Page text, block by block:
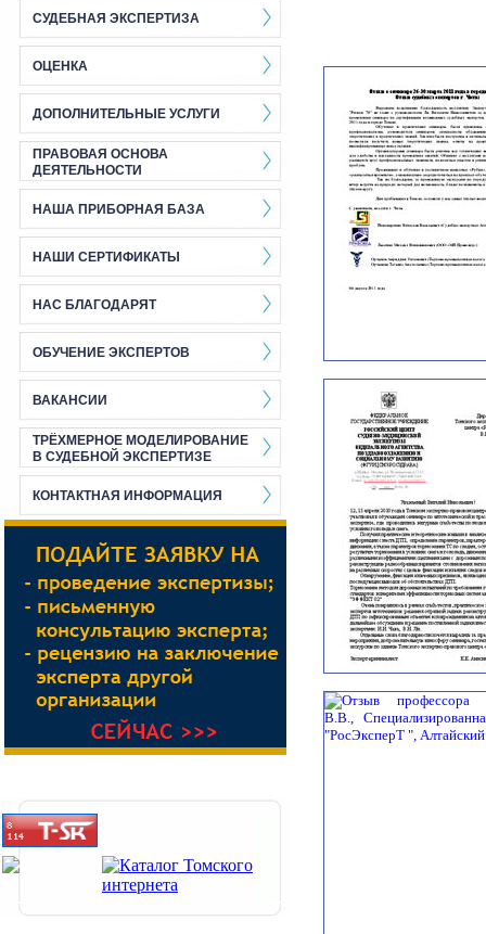
СУДЕБНАЯ ЭКСПЕРТИЗА
ОЦЕНКА
ДОПОЛНИТЕЛЬНЫЕ УСЛУГИ
ПРАВОВАЯ ОСНОВА
ДЕЯТЕЛЬНОСТИ
НАША ПРИБОРНАЯ БАЗА
НАШИ СЕРТИФИКАТЫ
НАС БЛАГОДАРЯТ
ОБУЧЕНИЕ ЭКСПЕРТОВ
ВАКАНСИИ
ТРЁХМЕРНОЕ МОДЕЛИРОВАНИЕ
В СУДЕБНОЙ ЭКСПЕРТИЗЕ
КОНТАКТНАЯ ИНФОРМАЦИЯ